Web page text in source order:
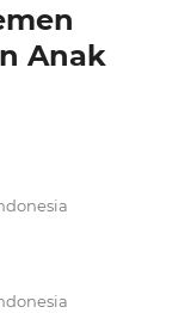
Anak